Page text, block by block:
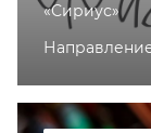
«Сириус»